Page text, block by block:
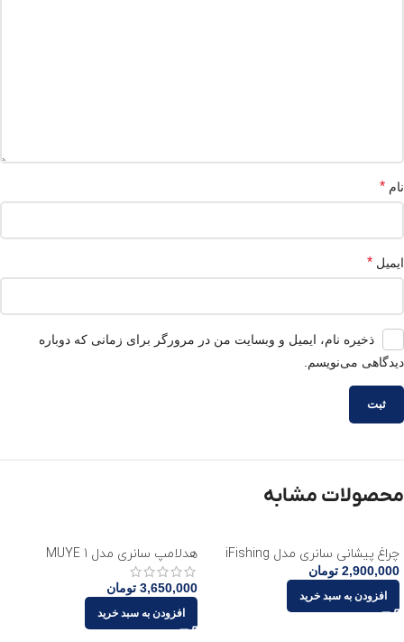
نام *
ایمیل *
ذخیره نام، ایمیل و وبسایت من در مرورگر برای زمانی که دوباره
دیدگاهی می‌نویسم.
محصولات مشابه
چراغ پیشانی سانری مدل iFishing
2,900,000 تومان
افزودن به سبد خرید
هدلامپ سانری مدل MUYE 1
3,650,000 تومان
افزودن به سبد خرید